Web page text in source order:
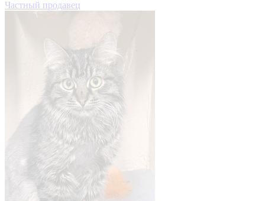
Частный продавец